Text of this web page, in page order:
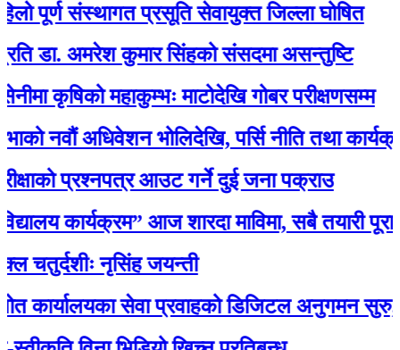
संस्थागत प्रसूति सेवायुक्त जिल्ला घोषित
अमरेश कुमार सिंहको संसदमा असन्तुष्टि
महाकुम्भः माटोदेखि गोबर परीक्षणसम्म
अधिवेशन भोलिदेखि, पर्सि नीति तथा कार्यक्रम
प्रश्नपत्र आउट गर्ने दुई जना पक्राउ
कार्यक्रम” आज शारदा माविमा, सबै तयारी पूरा
नृसिंह जयन्ती
सेवा प्रवाहको डिजिटल अनुगमन सुरु, मन्त्री